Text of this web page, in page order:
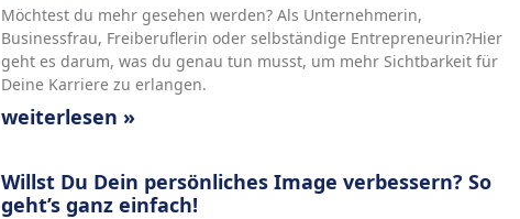
Möchtest du mehr gesehen werden? Als Unternehmerin,
Businessfrau, Freiberuflerin oder selbständige Entrepreneurin?Hier
geht es darum, was du genau tun musst, um mehr Sichtbarkeit für
Deine Karriere zu erlangen.
weiterlesen »
Willst Du Dein persönliches Image verbessern? So
geht’s ganz einfach!